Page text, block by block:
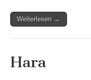
Weiterlesen →
Hara